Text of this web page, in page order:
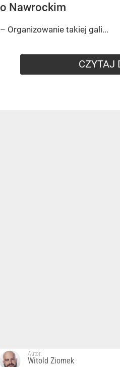
o Nawrockim
– Organizowanie takiej gali...
CZYTAJ
Autor:
Witold Ziomek